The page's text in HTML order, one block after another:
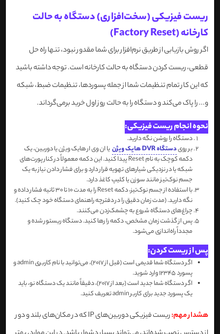
ریست فیزیکی (سخت‌افزاری) دستگاه به حالت
کارخانه (Factory Reset)
اگر روش بازیابی از طریق نرم‌افزار برای شما مقدور نبود، تنها راه حل
قطعی، ریست کردن دستگاه به حالت کارخانه است. توجه داشته باشید
که این کار تمام تنظیمات شما از جمله پسوردها، تنظیمات ضبط، شبکه
و... را پاک می‌کند و دستگاه را به حالت روز اول خرید برمی‌گرداند.
نحوه انجام ریست فیزیکی:
دستگاه را روشن نگه دارید.
بر رویدستگاه DVR هایک ویژن
یا ان وی ار هایک ویژن یا دوربین، یک
دکمه کوچک به نام Reset پیدا کنید. این دکمه معمولاً در کنار پورت‌های
شبکه یا در نزدیکی شیارهای تهویه قرار دارد و برای فشار دادن نیاز به یک
جسم نوک‌تیز مانند سوزن یا کلیپ کاغذ دارد.
با استفاده از جسم نوک‌تیز، دکمه Reset را به مدت 10 تا 30 ثانیه فشار داده و
نگه دارید. (مدت زمان دقیق را در دفترچه راهنمای دستگاه خود چک کنید).
چراغ‌های دستگاه شروع به چشمک‌زدن می‌کنند.
پس از گذشت زمان مشخص، دکمه را رها کنید. دستگاه ریستور شده و
مجدداً راه‌اندازی می‌شود.
پس از ریست کردن:
اگر دستگاه شما قدیمی است (قبل از 2017)، می‌توانید با نام کاربری admin و
پسورد 12345 وارد شوید.
اگر دستگاه شما جدید است (بعد از 2017)، دقیقاً مانند یک دستگاه نو، باید
یک پسورد جدید برای کاربر admin تعریف کنید.
هشدار مهم:
ریست فیزیکی دوربین‌های IP که در مکان‌های بلند و دور